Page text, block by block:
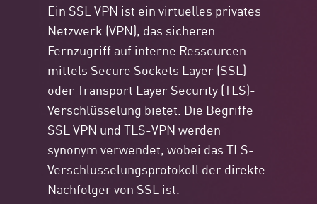
Ein SSL VPN ist ein virtuelles privates
Netzwerk (VPN), das sicheren
Fernzugriff auf interne Ressourcen
mittels Secure Sockets Layer (SSL)-
oder Transport Layer Security (TLS)-
Verschlüsselung bietet. Die Begriffe
SSL VPN und TLS-VPN werden
synonym verwendet, wobei das TLS-
Verschlüsselungsprotokoll der direkte
Nachfolger von SSL ist.